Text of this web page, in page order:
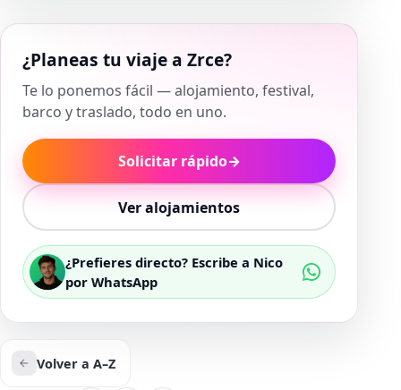
¿Planeas tu viaje a Zrce?
Te lo ponemos fácil — alojamiento, festival,
barco y traslado, todo en uno.
Solicitar rápido→
Ver alojamientos
¿Prefieres directo? Escribe a Nico
por WhatsApp
Volver a A–Z